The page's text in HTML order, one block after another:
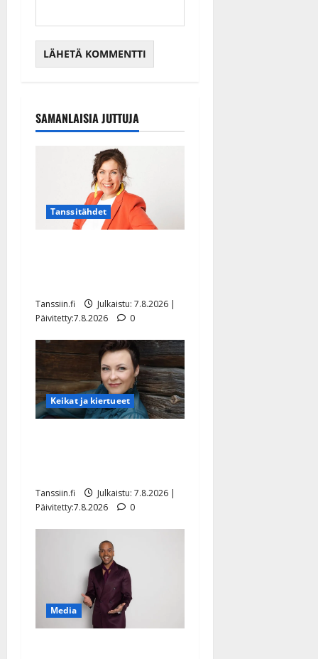
SAMANLAISIA JUTTUJA
Tanssitähdet
Tanssiin.fi
Julkaistu: 7.8.2026 |
Päivitetty:7.8.2026
0
Keikat ja kiertueet
Tanssiin.fi
Julkaistu: 7.8.2026 |
Päivitetty:7.8.2026
0
Media